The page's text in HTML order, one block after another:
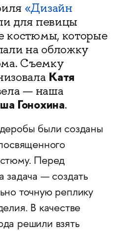
«Дизайн
для певицы
костюмы, которые
на обложку
Съемку
Катя
— наша
Гонохина.
были созданы
Перед
задача — создать
точную реплику
В качестве
решили взять